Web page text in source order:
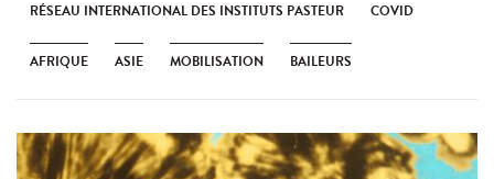
RÉSEAU INTERNATIONAL DES INSTITUTS PASTEUR COVID
AFRIQUE ASIE MOBILISATION BAILEURS